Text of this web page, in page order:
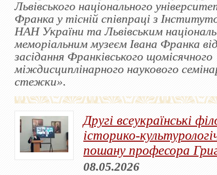
Львівського національного
Франка у тісній співпраці з
НАН України та Львівським
меморіальним музеєм Івана Франка
засідання Франківського щомісячного
міждисциплінарного наукового
стежки».
Другі всеукраїнські
історико-
пошану професора
08.05.2026